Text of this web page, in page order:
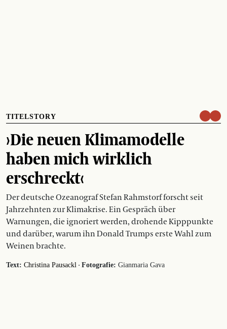
TITELSTORY
›Die neuen Klimamodelle
haben mich wirklich
erschreckt‹
Der deutsche Ozeanograf Stefan Rahmstorf forscht seit
Jahrzehnten zur Klimakrise. Ein Gespräch über
Warnungen, die ignoriert werden, drohende Kipppunkte
und darüber, warum ihn Donald Trumps erste Wahl zum
Weinen brachte.
Text: Christina Pausackl · Fotografie: Gianmaria Gava